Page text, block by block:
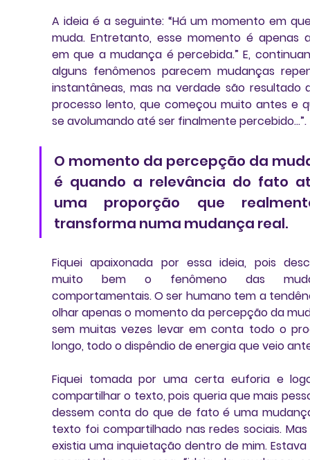
A ideia é a seguinte: “Há um momento em
muda. Entretanto, esse momento é apenas
em que a mudança é percebida.” E,
alguns fenômenos parecem mudanças
instantâneas, mas na verdade são resultado
processo lento, que começou muito antes e
se avolumando até ser finalmente percebido…”.
O momento da percepção da
é quando a relevância do fato
uma proporção que
transforma numa mudança real.
Fiquei apaixonada por essa ideia, pois
muito bem o fenômeno das
comportamentais. O ser humano tem a
olhar apenas o momento da percepção da
sem muitas vezes levar em conta todo o
longo, todo o dispêndio de energia que veio
Fiquei tomada por uma certa euforia e
compartilhar o texto, pois queria que mais
dessem conta do que de fato é uma
texto foi compartilhado nas redes sociais.
existia uma inquietação dentro de mim.